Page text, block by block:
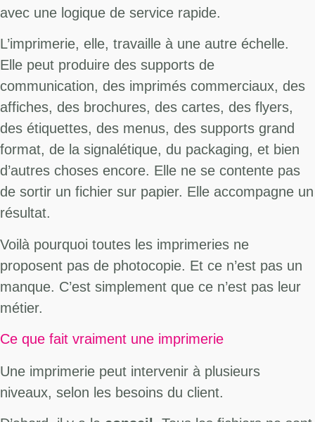
avec une logique de service rapide.
L’imprimerie, elle, travaille à une autre échelle.
Elle peut produire des supports de
communication, des imprimés commerciaux, des
affiches, des brochures, des cartes, des flyers,
des étiquettes, des menus, des supports grand
format, de la signalétique, du packaging, et bien
d’autres choses encore. Elle ne se contente pas
de sortir un fichier sur papier. Elle accompagne un
résultat.
Voilà pourquoi toutes les imprimeries ne
proposent pas de photocopie. Et ce n’est pas un
manque. C’est simplement que ce n’est pas leur
métier.
Ce que fait vraiment une imprimerie
Une imprimerie peut intervenir à plusieurs
niveaux, selon les besoins du client.